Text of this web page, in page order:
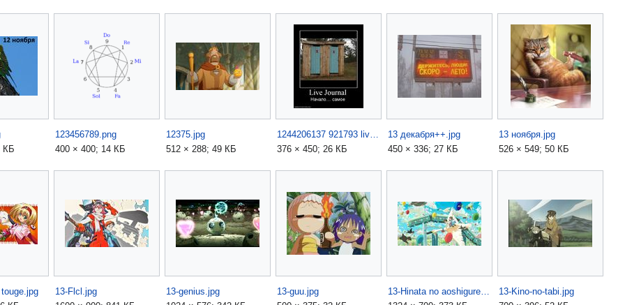
КБ
123456789.png
400 × 400; 14 КБ
12375.jpg
512 × 288; 49 КБ
376 × 450; 26 КБ
13 декабря++.jpg
450 × 336; 27 КБ
13 ноября.jpg
526 × 549; 50 КБ
13-Flcl.jpg
13-genius.jpg
13-guu.jpg
13-Hinata no aoshigure.jpg
13-Kino-no-tabi.jpg